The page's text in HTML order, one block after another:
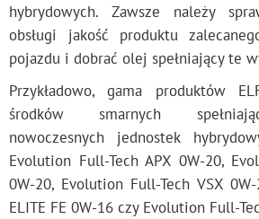
hybrydowych. Zawsze należy
obsługi jakość produktu
pojazdu i dobrać olej spełniający te
Przykładowo, gama produktów
środków smarnych
nowoczesnych jednostek
Evolution Full-Tech APX 0W-20,
0W-20, Evolution Full-Tech VSX
ELITE FE 0W-16 czy Evolution Full-